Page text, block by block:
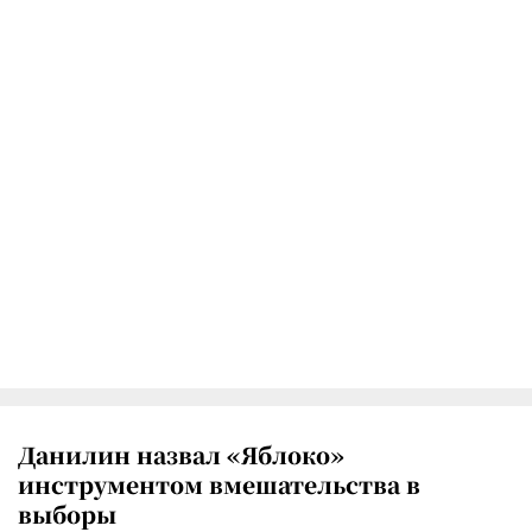
Данилин назвал «Яблоко»
инструментом вмешательства в
выборы